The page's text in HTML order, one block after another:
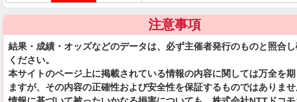
注意事項
結果・成績・オッズなどのデータは、必ず主催者発行のものと照合
ください。
本サイトのページ上に掲載されている情報の内容に関しては万全を期
ますが、その内容の正確性および安全性を保証するものではありま